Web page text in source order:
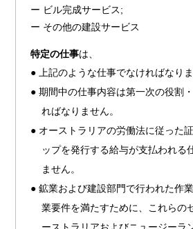
ー ビル完成サービス;
ー その他の建設サービス
特定の仕事は、
● 上記のような仕事でなければなりま
● 期間中の仕事内容は第一次の役割
ればなりません。
● オーストラリアの労働法に従った
ップを発行する給与が支払われる
ません。
● 鉱業および建設部門で行われた作
業要件を満たすために、これらの
ーストラリアおよびニュージーラ